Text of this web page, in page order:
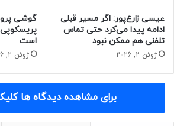
عیسی زارع‌پور: اگر مسیر قبلی
ادامه پیدا می‌کرد حتی تماس
تلفنی هم ممکن نبود
ژوئن 2, 2026
گوشی پرو
است
ژوئن 2, 2026
برای مشاهده دیدگاه ها